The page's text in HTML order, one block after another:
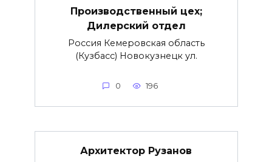
Производственный цех;
Дилерский отдел
Россия Кемеровская область
(Кузбасс) Новокузнецк ул.
0 196
Архитектор Рузанов